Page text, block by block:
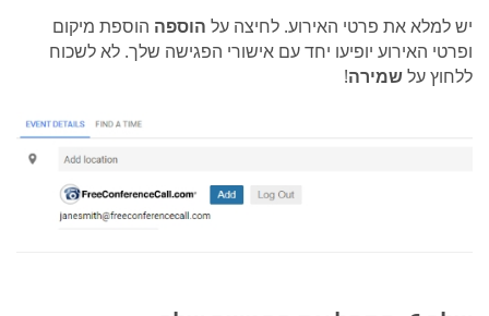
יש למלא את פרטי האירוע. לחיצה על הוספה הוספת מיקום
ופרטי האירוע יופיעו יחד עם אישורי הפגישה שלך. לא לשכוח
ללחוץ עלשמירה!